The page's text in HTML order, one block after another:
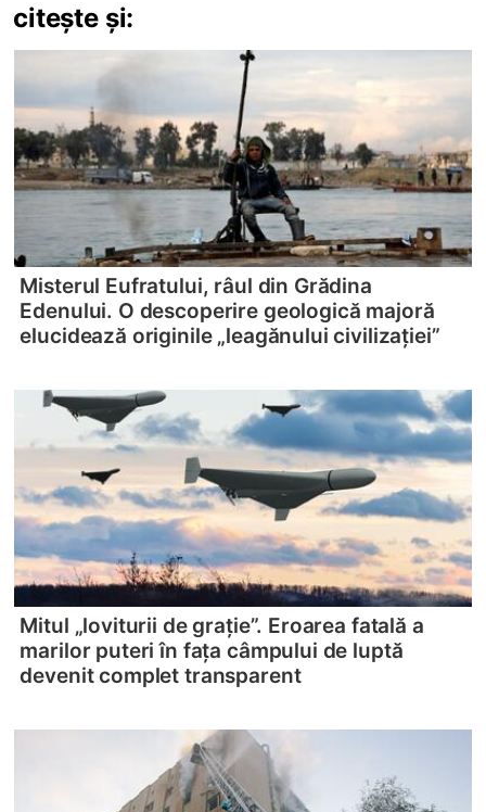
citește și:
Misterul Eufratului, râul din Grădina
Edenului. O descoperire geologică majoră
elucidează originile „leagănului civilizației”
Mitul „loviturii de grație”. Eroarea fatală a
marilor puteri în fața câmpului de luptă
devenit complet transparent